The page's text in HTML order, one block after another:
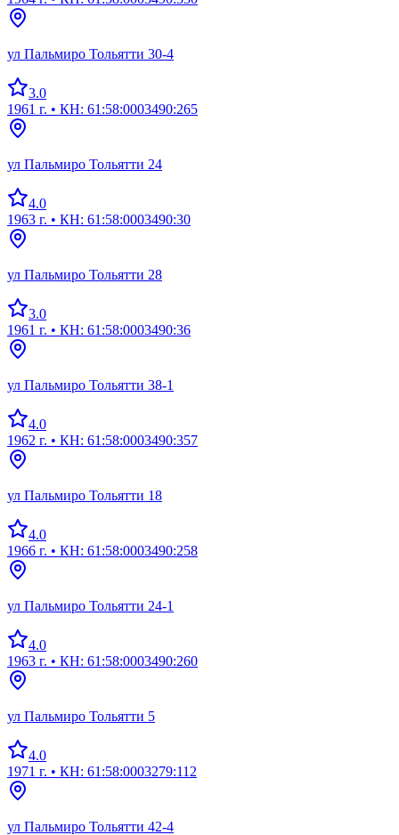
ул Пальмиро Тольятти 30-4
3.0
1961 г. • КН: 61:58:0003490:265
ул Пальмиро Тольятти 24
4.0
1963 г. • КН: 61:58:0003490:30
ул Пальмиро Тольятти 28
3.0
1961 г. • КН: 61:58:0003490:36
ул Пальмиро Тольятти 38-1
4.0
1962 г. • КН: 61:58:0003490:357
ул Пальмиро Тольятти 18
4.0
1966 г. • КН: 61:58:0003490:258
ул Пальмиро Тольятти 24-1
4.0
1963 г. • КН: 61:58:0003490:260
ул Пальмиро Тольятти 5
4.0
1971 г. • КН: 61:58:0003279:112
ул Пальмиро Тольятти 42-4